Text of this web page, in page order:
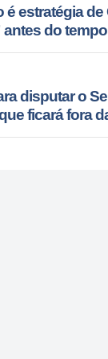
é estratégia
antes do tempo
disputar o
ficará fora